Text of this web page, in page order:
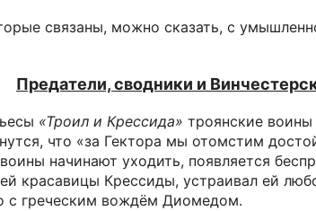
связаны, можно сказать, с
Предатели, сводники и
«Троил и Крессида» троянские
что «за Гектора мы отомстим
начинают уходить, появляется
красавицы Крессиды, устраивал ей
с греческим вождём Диомедом.